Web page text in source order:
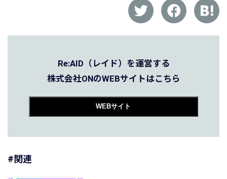
Re:AID（レイド）を運営する
株式会社ONのWEBサイトはこちら
WEBサイト
#関連